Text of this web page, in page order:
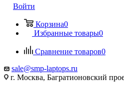
Войти
Корзина0
Избранные товары0
Сравнение товаров0
sale@smp-laptops.ru
г. Москва, Багратионовский